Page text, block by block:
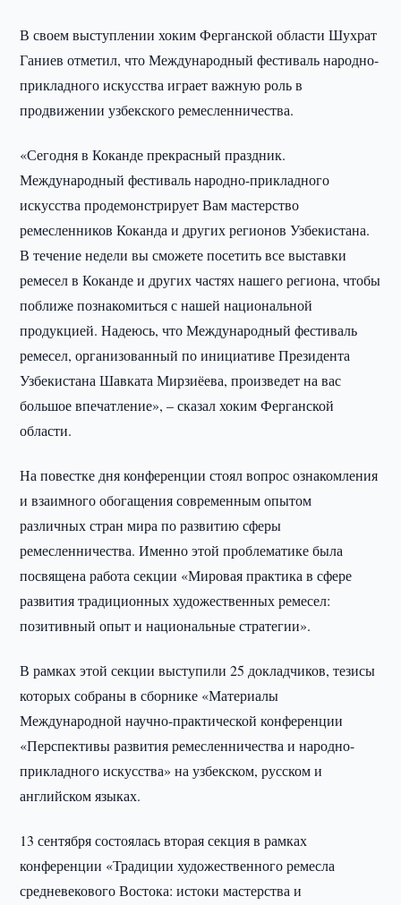
В своем выступлении хоким Ферганской области Шухрат
Ганиев отметил, что Международный фестиваль народно-
прикладного искусства играет важную роль в
продвижении узбекского ремесленничества.
«Сегодня в Коканде прекрасный праздник.
Международный фестиваль народно-прикладного
искусства продемонстрирует Вам мастерство
ремесленников Коканда и других регионов Узбекистана.
В течение недели вы сможете посетить все выставки
ремесел в Коканде и других частях нашего региона, чтобы
поближе познакомиться с нашей национальной
продукцией. Надеюсь, что Международный фестиваль
ремесел, организованный по инициативе Президента
Узбекистана Шавката Мирзиёева, произведет на вас
большое впечатление», – сказал хоким Ферганской
области.
На повестке дня конференции стоял вопрос ознакомления
и взаимного обогащения современным опытом
различных стран мира по развитию сферы
ремесленничества. Именно этой проблематике была
посвящена работа секции «Мировая практика в сфере
развития традиционных художественных ремесел:
позитивный опыт и национальные стратегии».
В рамках этой секции выступили 25 докладчиков, тезисы
которых собраны в сборнике «Материалы
Международной научно-практической конференции
«Перспективы развития ремесленничества и народно-
прикладного искусства» на узбекском, русском и
английском языках.
13 сентября состоялась вторая секция в рамках
конференции «Традиции художественного ремесла
средневекового Востока: истоки мастерства и